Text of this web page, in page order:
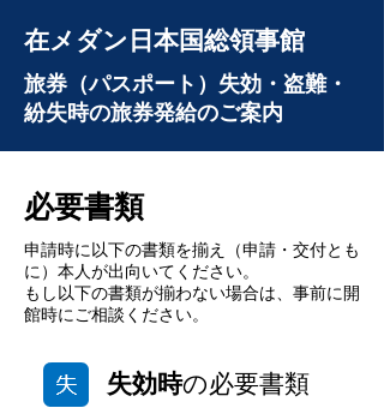
在メダン日本国総領事館
旅券（パスポート）失効・盗難・
紛失時の旅券発給のご案内
必要書類
申請時に以下の書類を揃え（申請・交付とも
に）本人が出向いてください。
もし以下の書類が揃わない場合は、事前に開
館時にご相談ください。
失効時の必要書類